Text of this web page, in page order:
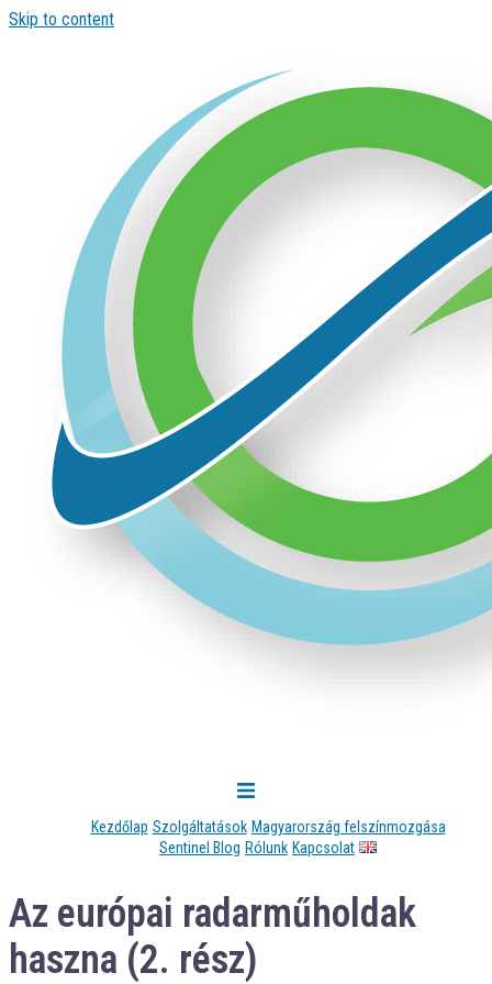
Skip to content
Kezdőlap Szolgáltatások Magyarország felszínmozgása
Sentinel Blog Rólunk Kapcsolat
Az európai radarműholdak
haszna (2. rész)